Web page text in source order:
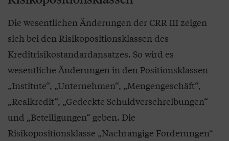
Die wesentlichen Änderungen der CRR III zeigen
sich bei den Risikopositionsklassen des
Kreditrisikostandardansatzes. So wird es
wesentliche Änderungen in den Positionsklassen
„Institute“, „Unternehmen“, „Mengengeschäft“,
„Realkredit“, „Gedeckte Schuldverschreibungen“
und „Beteiligungen“ geben. Die
Risikopositionsklasse „Nachrangige Forderungen“